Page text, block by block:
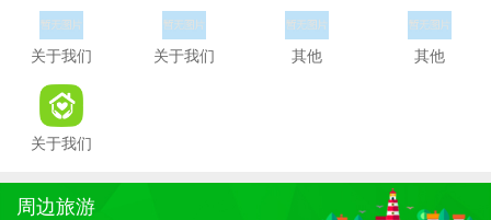
关于我们 关于我们 其他 其他
关于我们
周边旅游